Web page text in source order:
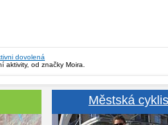
dovolená
aktivity, od značky Moira.
Městská